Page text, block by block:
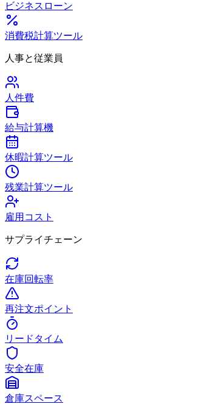
ビジネスローン
消費税計算ツール
人事と従業員
人件費
給与計算機
休暇計算ツール
残業計算ツール
雇用コスト
サプライチェーン
在庫回転率
再注文ポイント
リードタイム
安全在庫
倉庫スペース